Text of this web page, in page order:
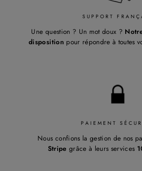
SUPPORT
Une question ? Un mot doux ?
disposition pour répondre à toutes
PAIEMENT
Nous confions la gestion de nos
Stripe grâce à leurs services